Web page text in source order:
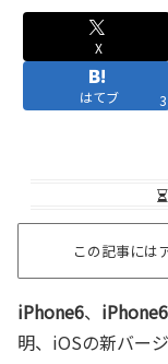
X
はてブ 3
この記事には
iPhone6、
明、iOSの新バー